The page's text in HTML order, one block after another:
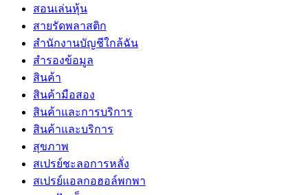
สอนเล่นหุ้น
สายรัดพลาสติก
สำนักงานบัญชีใกล้ฉัน
สำรองข้อมูล
สินค้า
สินค้ามือสอง
สินค้าและการบริการ
สินค้าและบริการ
สุขภาพ
สเปรย์ชะลอการหลั่ง
สเปรย์แอลกอฮอล์พกพา